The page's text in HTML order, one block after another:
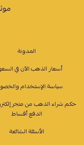
المدونة
أسعار الذهب الآن في
سياسة الإستخدام
حكم شراء الذهب من متجر
الدفع أقساط
الأسئلة الشائعة